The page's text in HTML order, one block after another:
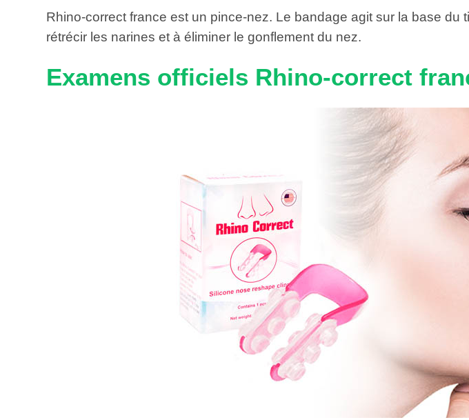
Rhino-correct france est un pince-nez. Le bandage agit sur la base
rétrécir les narines et à éliminer le gonflement du nez.
Examens officiels Rhino-correct